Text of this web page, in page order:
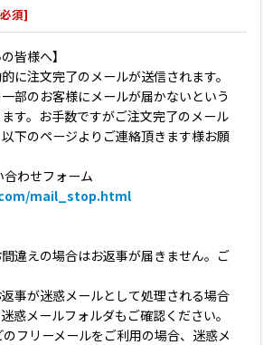
必須]
皆様へ】
に注文完了のメールが送信されます。
部のお客様にメールが届かないという
す。お手数ですがご注文完了のメール
下のページよりご連絡頂きます様お願
合わせフォーム
mail_stop.html
違えの場合はお返事が届きません。ご
事が迷惑メールとして処理される場合
惑メールフォルダもご確認ください。
フリーメールをご利用の場合、迷惑メ